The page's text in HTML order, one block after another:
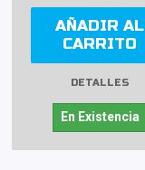
AÑADIR AL
CARRITO
DETALLES
En Existencia